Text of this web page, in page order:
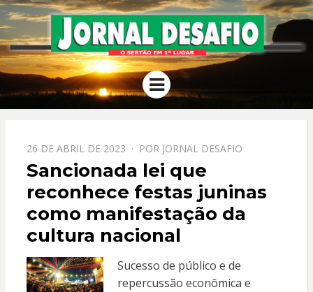
JORNAL
DESAFIO
O Sertão em 1º Lugar
Menu
PPOSTADO
EM
26 DE ABRIL DE 2023 POR JORNAL DESAFIO
Sancionada lei que
reconhece festas juninas
como manifestação da
cultura nacional
Sucesso de público e de
repercussão econômica e